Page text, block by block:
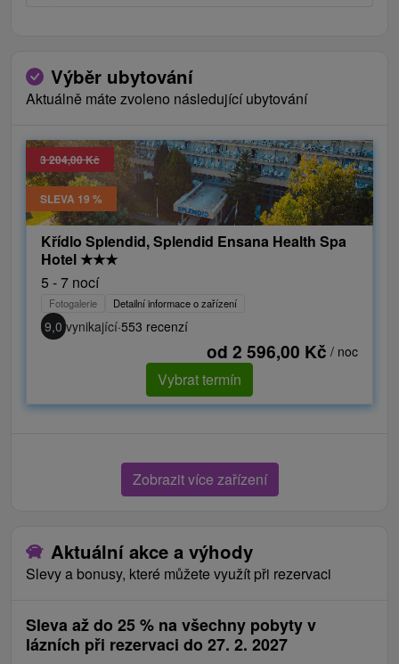
Výběr ubytování
Aktuálně máte zvoleno následující ubytování
3 204,00 Kč
SLEVA 19 %
Křídlo Splendid, Splendid Ensana Health Spa
Hotel ★★★
5 - 7 nocí
Fotogalerie Detailní informace o zařízení
9,0 vynikající·553 recenzí
od 2 596,00 Kč / noc
Vybrat termín
Zobrazit více zařízení
Aktuální akce a výhody
Slevy a bonusy, které můžete využít při rezervaci
Sleva až do 25 % na všechny pobyty v
lázních při rezervaci do 27. 2. 2027